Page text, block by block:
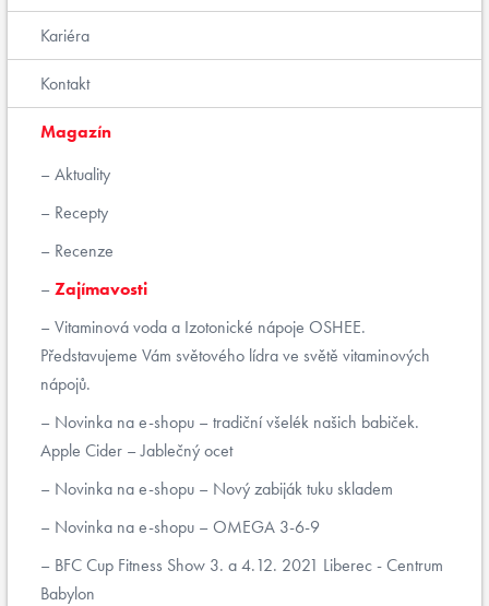
Kariéra
Kontakt
Magazín
Aktuality
Recepty
Recenze
Zajímavosti
Vitaminová voda a Izotonické nápoje OSHEE.
Představujeme Vám světového lídra ve světě vitaminových
nápojů.
Novinka na e-shopu – tradiční všelék našich babiček.
Apple Cider – Jablečný ocet
Novinka na e-shopu – Nový zabiják tuku skladem
Novinka na e-shopu – OMEGA 3-6-9
BFC Cup Fitness Show 3. a 4.12. 2021 Liberec - Centrum
Babylon